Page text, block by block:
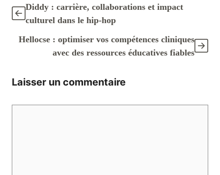
Diddy : carrière, collaborations et impact
culturel dans le hip-hop
Hellocse : optimiser vos compétences cliniques
avec des ressources éducatives fiables
Laisser un commentaire